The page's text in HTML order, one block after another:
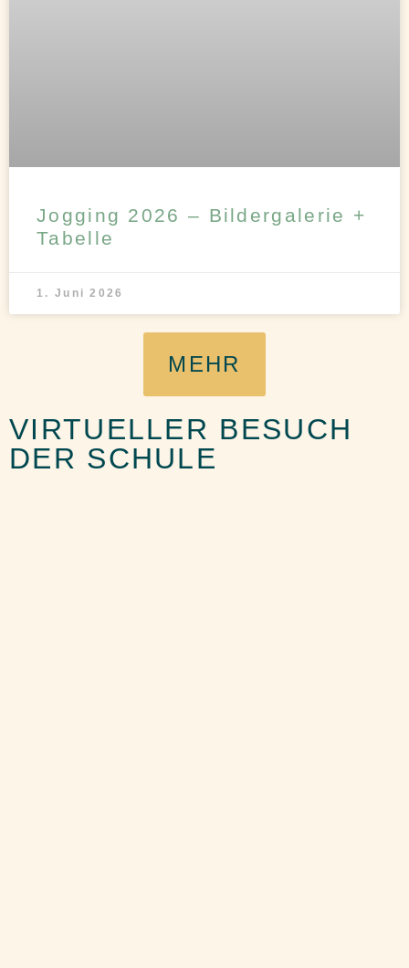
Jogging 2026 – Bildergalerie +
Tabelle
1. Juni 2026
MEHR
VIRTUELLER BESUCH
DER SCHULE